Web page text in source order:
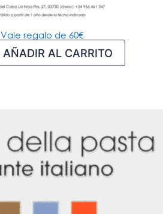
Vale regalo de 60€
AÑADIR AL CARRITO